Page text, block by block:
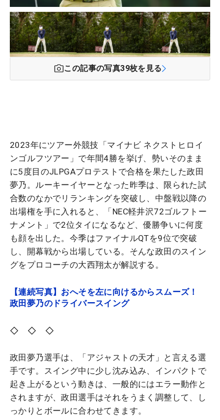
この記事の写真39枚を見る
2023年にツアー外競技「マイナビ ネクストヒロイ
ンゴルフツアー」で年間4勝を挙げ、勢いそのまま
に5度目のJLPGAプロテストで合格を果たした政田
夢乃。ルーキーイヤーとなった昨季は、限られた試
合数のなかでリランキングを突破し、中盤戦以降の
出場権を手に入れると、「NEC軽井沢72ゴルフトー
ナメント」で2位タイになるなど、優勝争いに何度
も顔を出した。今季はファイナルQTを9位で突破
し、開幕戦から出場している。そんな政田のスイン
グをプロコーチの大西翔太が解説する。
【連続写真】おへそを左に向けるからスムーズ！
政田夢乃のドライバースイング
◇ ◇ ◇
政田夢乃選手は、「アジャストの天才」と言える選
手です。スイング中に少し沈み込み、インパクトで
起き上がるという動きは、一般的にはエラー動作と
されますが、政田選手はそれをうまく調整して、し
っかりとボールに合わせてきます。